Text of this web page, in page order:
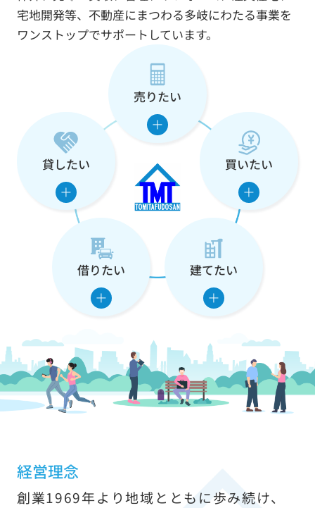
績
で
た
の
え
ま
す
宅地開発等、不動産にまつわる多岐にわたる事業を
ワンストップでサポートしています。
売りたい
買いたい
貸したい
借りたい 建てたい
経営理念
創業1969年より地域とともに歩み続け、